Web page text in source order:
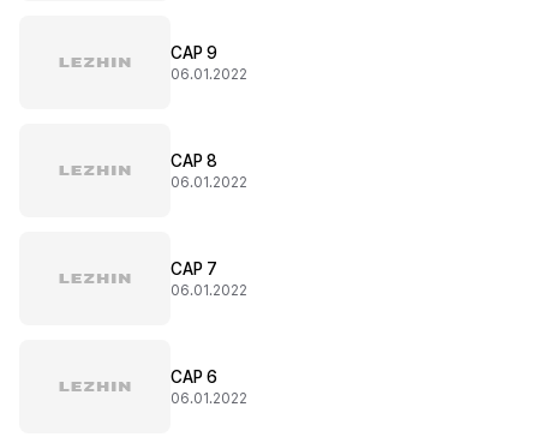
CAP 9
06.01.2022
CAP 8
06.01.2022
CAP 7
06.01.2022
CAP 6
06.01.2022